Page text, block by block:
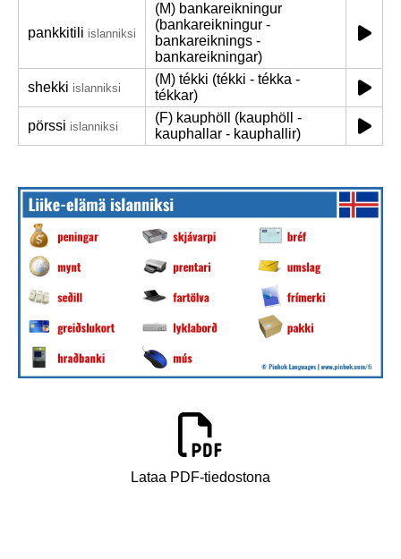
pankkitili islanniksi
(M) bankareikningur
(bankareikningur -
bankareiknings -
bankareikningar)
shekki islanniksi
(M) tékki (tékki - tékka -
tékkar)
pörssi islanniksi
(F) kauphöll (kauphöll -
kauphallar - kauphallir)
Lataa PDF-tiedostona